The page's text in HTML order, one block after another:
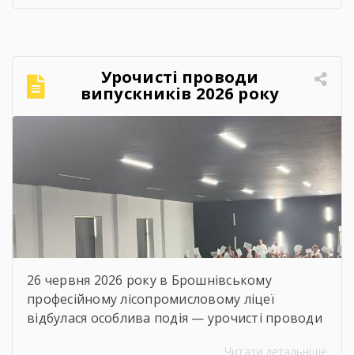
можуть пройти оцінювання та отримати
державне визнання своєї кваліфікації без
Урочисті проводи
випускників 2026 року
26 червня 2026 року в Брошнівському
професійному лісопромисловому ліцеї
відбулася особлива подія — урочисті проводи
Читати детальніше